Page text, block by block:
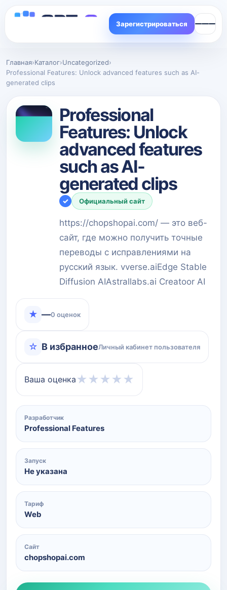
Зарегистрироваться
Главная›Каталог›Uncategorized›
Professional Features: Unlock advanced features such as AI-
generated clips
Professional
Features: Unlock
advanced features
such as AI-
generated clips
✓ Официальный сайт
https://chopshopai.com/ — это веб-
сайт, где можно получить точные
переводы с исправлениями на
русский язык. vverse.aiEdge Stable
Diffusion AIAstrallabs.ai Creatoor AI
★ —0 оценок
☆ В избранноеЛичный кабинет пользователя
Ваша оценка ★ ★ ★ ★ ★
Разработчик
Professional Features
Запуск
Не указана
Тариф
Web
Сайт
chopshopai.com